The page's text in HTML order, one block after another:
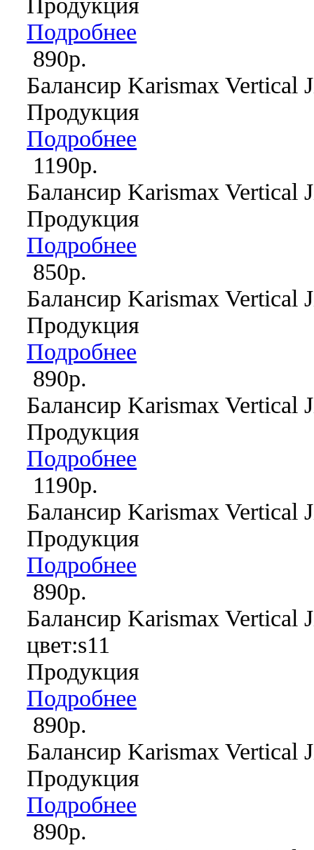
Продукция
Подробнее
890р.
Балансир Karismax Vertical
Продукция
Подробнее
1190р.
Балансир Karismax Vertical
Продукция
Подробнее
850р.
Балансир Karismax Vertical
Продукция
Подробнее
890р.
Балансир Karismax Vertical
Продукция
Подробнее
1190р.
Балансир Karismax Vertical
Продукция
Подробнее
890р.
Балансир Karismax Vertical
цвет:s11
Продукция
Подробнее
890р.
Балансир Karismax Vertical
Продукция
Подробнее
890р.